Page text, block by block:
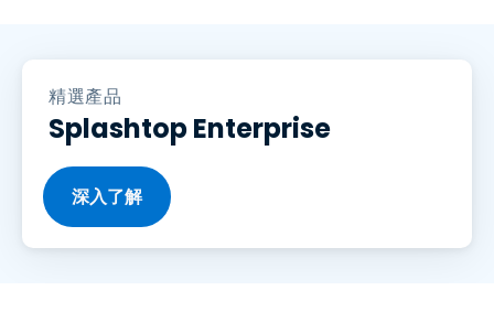
精選產品
Splashtop Enterprise
深入了解